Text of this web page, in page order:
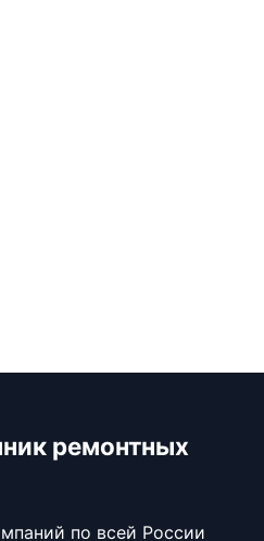
ремонтных
по всей России